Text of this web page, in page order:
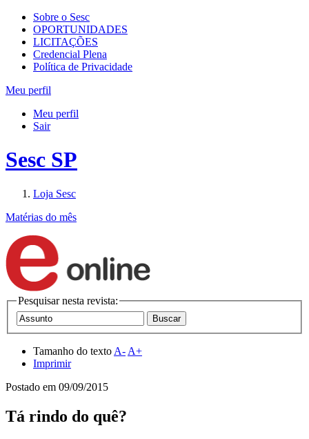
Sobre o Sesc
OPORTUNIDADES
LICITAÇÕES
Credencial Plena
Política de Privacidade
Meu perfil
Meu perfil
Sair
Sesc SP
Loja Sesc
Matérias do mês
Pesquisar nesta revista:
Tamanho do texto A- A+
Imprimir
Postado em 09/09/2015
Tá rindo do quê?